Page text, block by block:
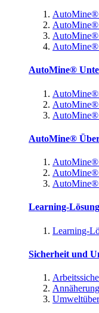
AutoMine®
AutoMine®
AutoMine®
AutoMine®
AutoMine®
AutoMine®
Learning-
Learning-
Sicherheit und